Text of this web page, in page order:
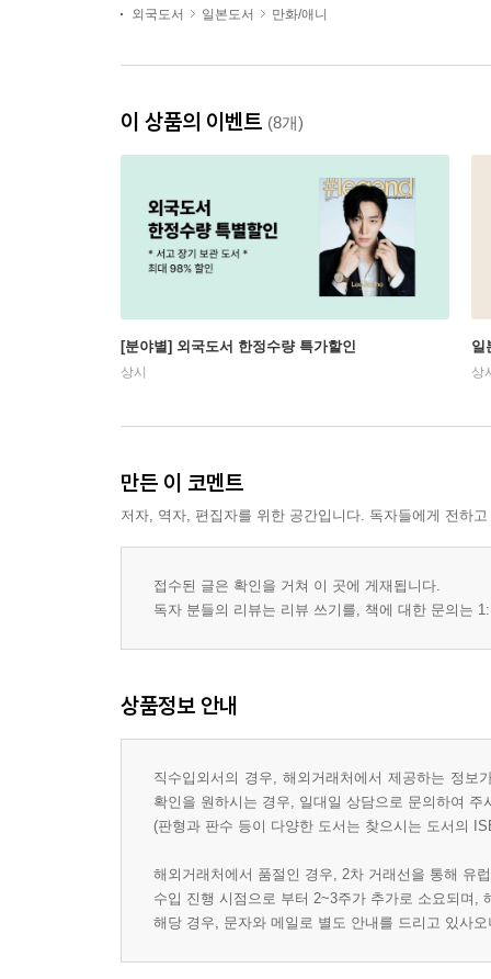
외국도서
일본도서 만화/애니
이 상품의 이벤트 (8개)
[분야별] 외국도서 한정수량 특가할인
상시
일
상
만든 이 코멘트
저자, 역자, 편집자를 위한 공간입니다. 독자들에게 전하
접수된 글은 확인을 거쳐 이 곳에 게재됩니다.
독자 분들의 리뷰는 리뷰 쓰기를, 책에 대한 문의는
상품정보 안내
직수입외서의 경우, 해외거래처에서 제공하는 정
확인을 원하시는 경우, 일대일 상담으로 문의하여 주
(판형과 판수 등이 다양한 도서는 찾으시는 도서의
해외거래처에서 품절인 경우, 2차 거래선을 통해 유
수입 진행 시점으로 부터 2~3주가 추가로 소요되며,
해당 경우, 문자와 메일로 별도 안내를 드리고 있사